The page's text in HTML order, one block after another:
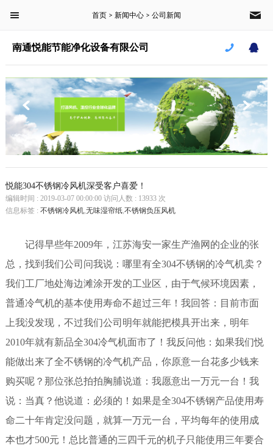
菜单栏
产品中心
案例中心
关于我们
CLOSE
南通悦能节能净化设备有限公司
首页 > 新闻中心 > 公司新闻
南通悦能节能净化设备有限公司
悦能304不锈钢冷风机深受客户喜爱！
编辑时间 : 2019-03-07 00:00:00 访问人数 : 13933 次
信息标签 : 不锈钢冷风机,无味湿帘纸,不锈钢负压风机
记得早些年2009年，江苏海安一家生产渔网的企业的张
总，找到我们公司问我说：哪里有全304不锈钢的冷气机卖？
我们工厂地处海边滩涂开发的工业区，由于气候环境因素，
普通冷气机的基本使用寿命不超过三年！我回答：目前市面
上我没发现，不过我们公司明年就能把模具开出来，明年
2010年就有新品全304冷气机面市了！我反问他：如果我们悦
能做出来了全不锈钢的冷气机产品，你原意一台花多少钱来
购买呢？那位张总拍拍胸脯说道：我愿意出一万元一台！我
说：当真？他说道：必须的！如果是全304不锈钢产品使用寿
命二十年肯定没问题，就算一万元一台，平均每年的使用成
本也才500元！总比普通的三四千元的机子只能使用三年要合